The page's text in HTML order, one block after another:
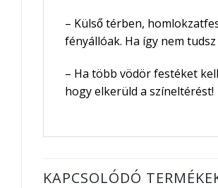
– Külső térben,
fényállóak. Ha így nem
– Ha több vödör festéket
hogy elkerüld a színeltérést!
KAPCSOLÓDÓ